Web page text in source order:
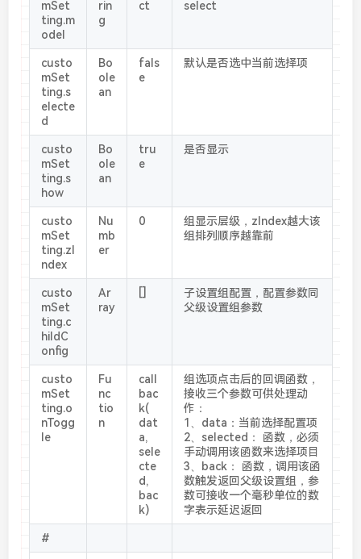
mSet
ting.m
odel
rin
g
ct select
custo
mSet
ting.s
electe
d
Bo
ole
an
fals
e
默认是否选中当前选择项
custo
mSet
ting.s
how
Bo
ole
an
tru
e
是否显示
custo
mSet
ting.zI
ndex
Nu
mb
er
0
组显示层级，zIndex越大该
组排列顺序越靠前
custo
mSet
ting.c
hildC
onfig
Ar
ray
子设置组配置，配置参数同
父级设置组参数
custo
mSet
ting.o
nTogg
le
Fu
nc
tio
n
call
bac
k(
dat
a,
sele
cte
d,
bac
k)
组选项点击后的回调函数，
接收三个参数可供处理动
作：
1、data：当前选择配置项
2、selected： 函数，必须
手动调用该函数来选择项目
3、back： 函数，调用该函
数触发返回父级设置组，参
数可接收一个毫秒单位的数
字表示延迟返回
#